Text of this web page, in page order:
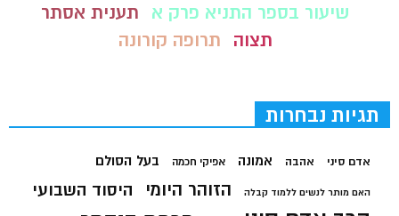
שיעור בספר התניא פרק א
תענית אסתר
תצוה
תרופה קורונה
תגיות נבחרות
אדם סיני אהבה אמונה אפיקי חכמה בעל הסולם
האם מותר לנשים ללמוד קבלה הזוהר היומי היסוד השבועי